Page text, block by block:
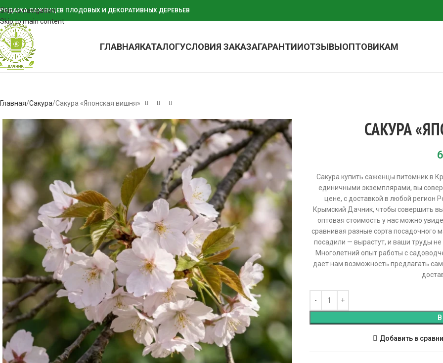
Skip to navigation
Skip to main content
САЖЕНЦЕВ ПЛОДОВЫХ И ДЕКОРАТИВНЫХ ДЕРЕВЬЕВ
ГЛАВНАЯКАТАЛОГУСЛОВИЯ ЗАКАЗАГАРАНТИИОТЗЫВЫОПТОВИКАМ
Главная Сакура Сакура «Японская вишня»
САКУРА
Сакура купить саженцы питомник в
единичными экземплярами, вы
цене, с доставкой в любой регион
Крымский Дачник, чтобы совершить
оптовая стоимость у нас можно
сравнивая разные сорта посадочного
посадили — вырастут, и ваши труды
Многолетний опыт работы с
дает нам возможность предлагать
Добавить в